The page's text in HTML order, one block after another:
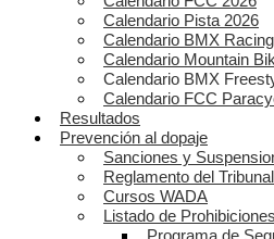
Calendario Pista 2026
Calendario BMX
Calendario Mountain
Calendario BMX
Calendario FCC
Resultados
Prevención al dopaje
Sanciones y
Reglamento del
Cursos WADA
Listado de Prohibiciones
Programa de